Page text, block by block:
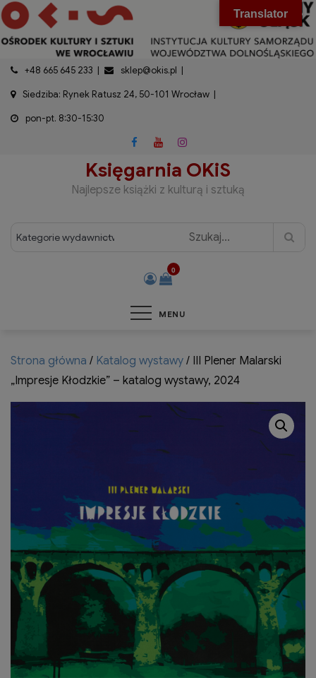
treści
Skip
to
content
+48 665 645 233
sklep@okis.pl
Siedziba: Rynek Ratusz 24, 50-101 Wrocław
pon-pt. 8:30-15:30
Księgarnia OKiS
Najlepsze książki z kulturą i sztuką
0
MENU
Strona główna / Katalog wystawy / III Plener Malarski
„Impresje Kłodzkie” – katalog wystawy, 2024
Translator